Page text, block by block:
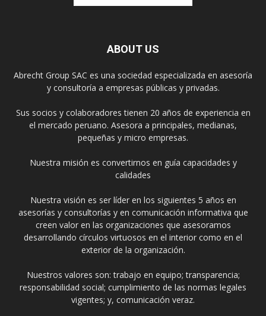
ABOUT US
Abrecht Group SAC es una sociedad especializada en asesoría
y consultoría a empresas públicas y privadas.
Sus socios y colaboradores tienen 20 años de experiencia en
el mercado peruano. Asesora a principales, medianas,
pequeñas y micro empresas.
Nuestra misión es convertirnos en guía capacidades y
calidades
Nuestra visión es ser líder en los siguientes 5 años en
asesorías y consultorías y en comunicación informativa que
creen valor en las organizaciones que asesoramos
desarrollando círculos virtuosos en el interior como en el
exterior de la organización.
Nuestros valores son: trabajo en equipo; transparencia;
responsabilidad social; cumplimiento de las normas legales
vigentes; y, comunicación veraz.